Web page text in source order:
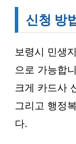
신청 방
보령시 민생
으로 가능합
크게 카드사
그리고 행정
다.